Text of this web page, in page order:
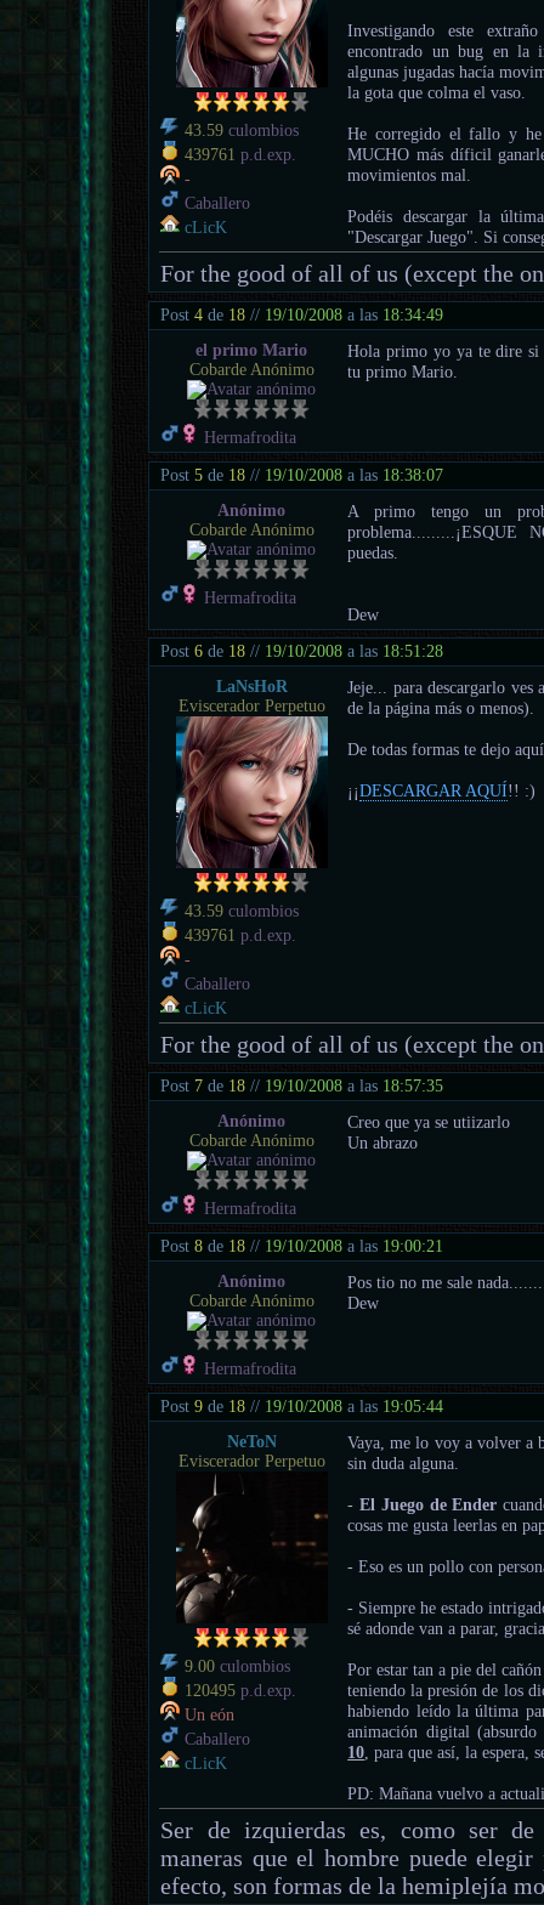
43.59 culombios
439761 p.d.exp.
-
Caballero
cLicK
Investigando este
encontrado un bug en la
algunas jugadas hacía
la gota que colma el vaso.
He corregido el fallo y
MUCHO más díficil
movimientos mal.
Podéis descargar la
"Descargar Juego". Si
For the good of all of us (except the
Post4 de 18 // 19/10/2008 a las 18:34:49
el primo Mario
Cobarde Anónimo
Hermafrodita
Hola primo yo ya te dire si
tu primo Mario.
Post5 de 18 // 19/10/2008 a las 18:38:07
Anónimo
Cobarde Anónimo
Hermafrodita
A primo tengo un
problema.........¡ESQUE
puedas.
Dew
Post6 de 18 // 19/10/2008 a las 18:51:28
LaNsHoR
Eviscerador Perpetuo
43.59 culombios
439761 p.d.exp.
-
Caballero
cLicK
Jeje... para descargarlo
de la página más o menos).
De todas formas te dejo
¡¡DESCARGAR AQUÍ!! :)
For the good of all of us (except the
Post 7 de 18 // 19/10/2008 a las 18:57:35
Anónimo
Cobarde Anónimo
Hermafrodita
Creo que ya se utiizarlo
Un abrazo
Post8 de 18 // 19/10/2008 a las 19:00:21
Anónimo
Cobarde Anónimo
Hermafrodita
Pos tio no me sale
Dew
Post9 de 18 // 19/10/2008 a las 19:05:44
NeToN
Eviscerador Perpetuo
9.00 culombios
120495 p.d.exp.
Un eón
Caballero
cLicK
Vaya, me lo voy a volver a
sin duda alguna.
- El Juego de Ender
cosas me gusta leerlas en
- Eso es un pollo con
- Siempre he estado
sé adonde van a parar,
Por estar tan a pie del
teniendo la presión de los
habiendo leído la última
animación digital
10 , para que así, la espera,
PD: Mañana vuelvo a
Ser de izquierdas es, como ser
maneras que el hombre puede
efecto, son formas de la hemiplejía